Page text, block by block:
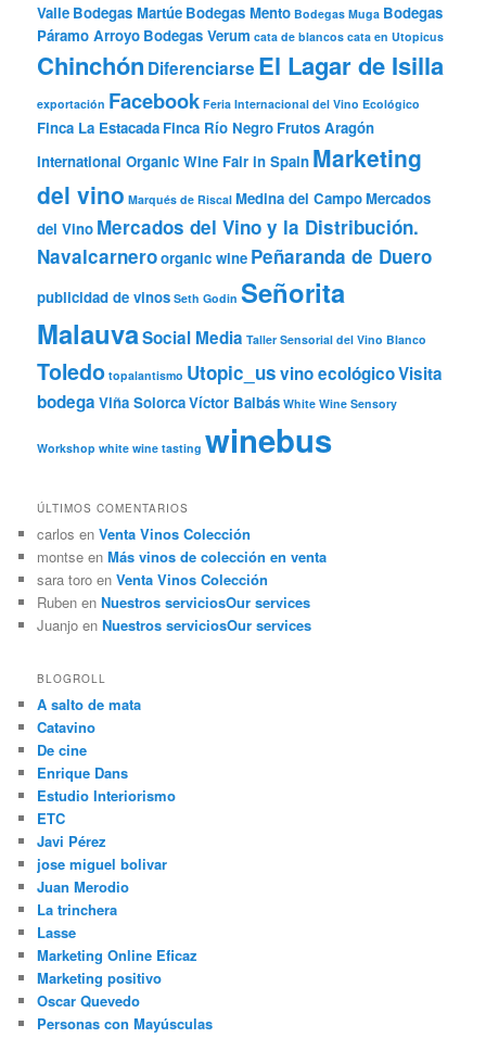
Valle Bodegas Martúe Bodegas Mento Bodegas Muga Bodegas
Páramo Arroyo Bodegas Verum cata de blancos cata en Utopicus
Chinchón Diferenciarse El Lagar de Isilla
exportación Facebook Feria Internacional del Vino Ecológico
Finca La Estacada Finca Río Negro Frutos Aragón
International Organic Wine Fair in Spain Marketing
del vino Marqués de Riscal Medina del CampoMercados
del Vino Mercados del Vino y la Distribución.
Navalcarneroorganic wine Peñaranda de Duero
publicidad de vinos Seth Godin Señorita
MalauvaSocial Media Taller Sensorial del Vino Blanco
Toledo topalantismo Utopic_usvino ecológicoVisita
bodega Viña SolorcaVíctor Balbás White Wine Sensory
Workshop white wine tasting winebus
ÚLTIMOS COMENTARIOS
carlos enVenta Vinos Colección
montse enMás vinos de colección en venta
sara toro enVenta Vinos Colección
Ruben enNuestros serviciosOur services
Juanjo enNuestros serviciosOur services
BLOGROLL
A salto de mata
Catavino
De cine
Enrique Dans
Estudio Interiorismo
ETC
Javi Pérez
jose miguel bolivar
Juan Merodio
La trinchera
Lasse
Marketing Online Eficaz
Marketing positivo
Oscar Quevedo
Personas con Mayúsculas